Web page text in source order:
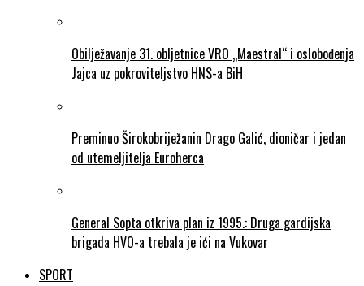
Obilježavanje 31. obljetnice VRO „Maestral“ i oslobođenja
Jajca uz pokroviteljstvo HNS-a BiH
Preminuo Širokobriježanin Drago Galić, dioničar i jedan
od utemeljitelja Euroherca
General Sopta otkriva plan iz 1995.: Druga gardijska
brigada HVO-a trebala je ići na Vukovar
SPORT